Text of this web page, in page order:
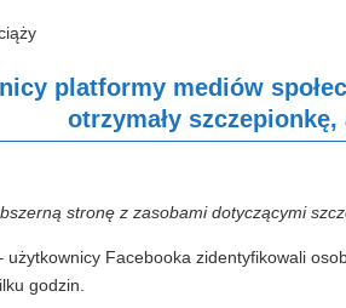
platformy mediów
otrzymały szczepionkę,
stronę z zasobami dotyczącymi
użytkownicy Facebooka zidentyfikowali
godzin.